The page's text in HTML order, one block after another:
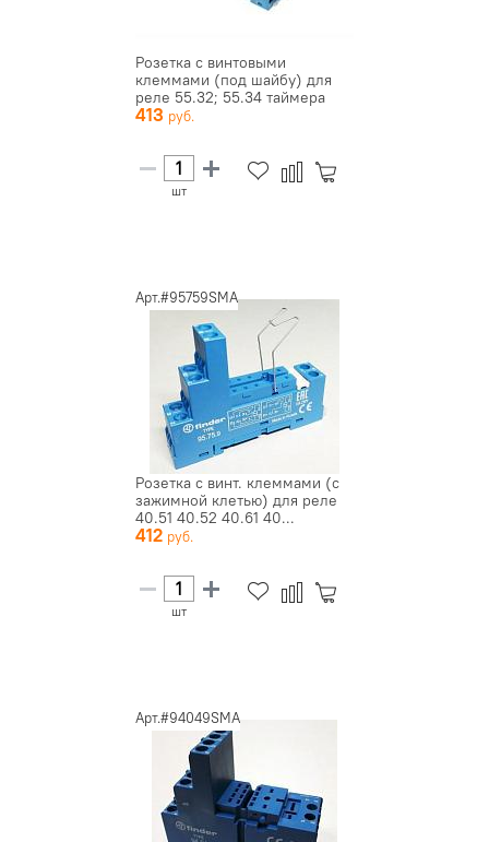
Розетка с винтовыми
клеммами (под шайбу) для
реле 55.32; 55.34 таймера
85.0...
413
шт
Арт.#95759SMA
Розетка с винт. клеммами (с
зажимной клетью) для реле
40.51 40.52 40.61 40...
412
шт
Арт.#94049SMA